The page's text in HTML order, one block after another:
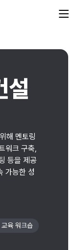
설
해 멘토링
워크 구축,
등을 제공
가능한 성
육 워크숍